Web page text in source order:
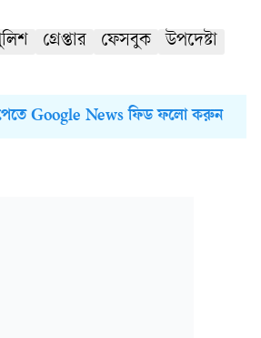
গ্রেপ্তার ফেসবুক
উপদেষ্টা
Google News ফিড ফলো করুন